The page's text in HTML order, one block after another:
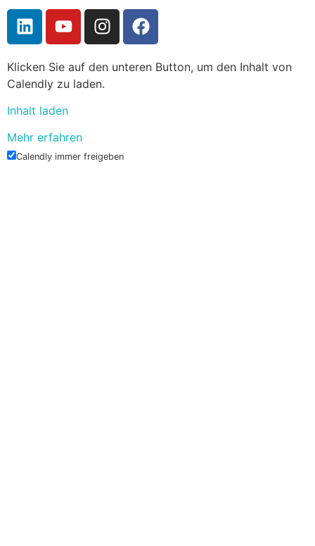
Klicken Sie auf den unteren Button, um den Inhalt von
Calendly zu laden.
Inhalt laden
Mehr erfahren
Calendly immer freigeben